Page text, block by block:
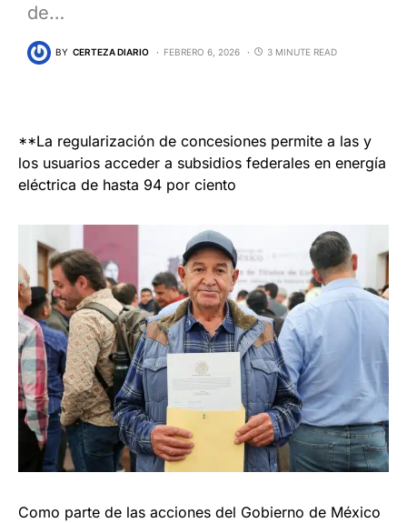
de…
BY CERTEZA DIARIO FEBRERO 6, 2026 3 MINUTE READ
**La regularización de concesiones permite a las y
los usuarios acceder a subsidios federales en energía
eléctrica de hasta 94 por ciento
Como parte de las acciones del Gobierno de México